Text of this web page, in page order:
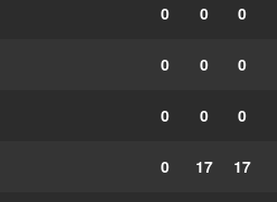
0 0 0
0 0 0
0 0 0
0 17 17